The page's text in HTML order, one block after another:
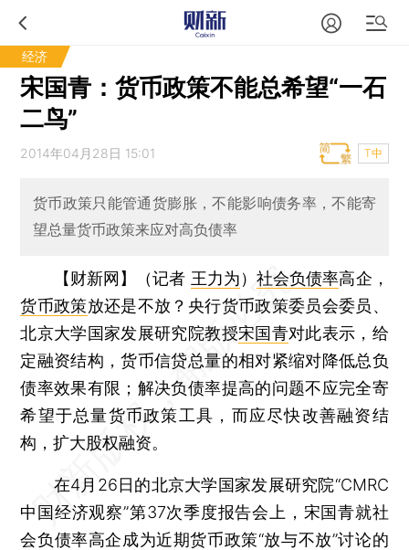
经济
宋国青：货币政策不能总希望“一石
二鸟”
2014年04月28日 15:01 T中
货币政策只能管通货膨胀，不能影响债务率，不能寄
望总量货币政策来应对高负债率
【财新网】（记者 王力为） 社会负债率高企，
货币政策放还是不放？央行货币政策委员会委员、
北京大学国家发展研究院教授宋国青对此表示，给
定融资结构，货币信贷总量的相对紧缩对降低总负
债率效果有限；解决负债率提高的问题不应完全寄
希望于总量货币政策工具，而应尽快改善融资结
构，扩大股权融资。
在4月26日的北京大学国家发展研究院“CMRC
中国经济观察”第37次季度报告会上，宋国青就社
会负债率高企成为近期货币政策“放与不放”讨论的